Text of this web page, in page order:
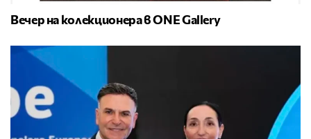
Вечер на колекционера в ONE Gallery